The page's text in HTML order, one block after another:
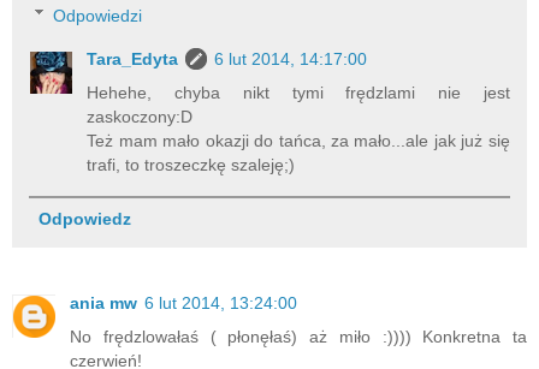
Odpowiedzi
Tara_Edyta
6 lut 2014, 14:17:00
Hehehe, chyba nikt tymi frędzlami nie jest
zaskoczony:D
Też mam mało okazji do tańca, za mało...ale jak już się
trafi, to troszeczkę szaleję;)
Odpowiedz
ania mw 6 lut 2014, 13:24:00
No frędzlowałaś ( płonęłaś) aż miło :)))) Konkretna ta
czerwień!